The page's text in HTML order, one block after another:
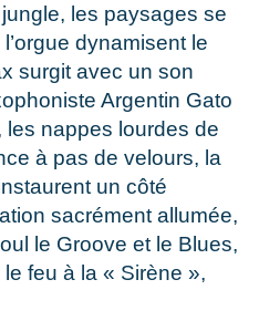
les paysages se
dynamisent le
surgit avec un son
Argentin Gato
les nappes lourdes de
à pas de velours, la
un côté
sacrément allumée,
le Groove et le Blues,
feu à la « Sirène »,